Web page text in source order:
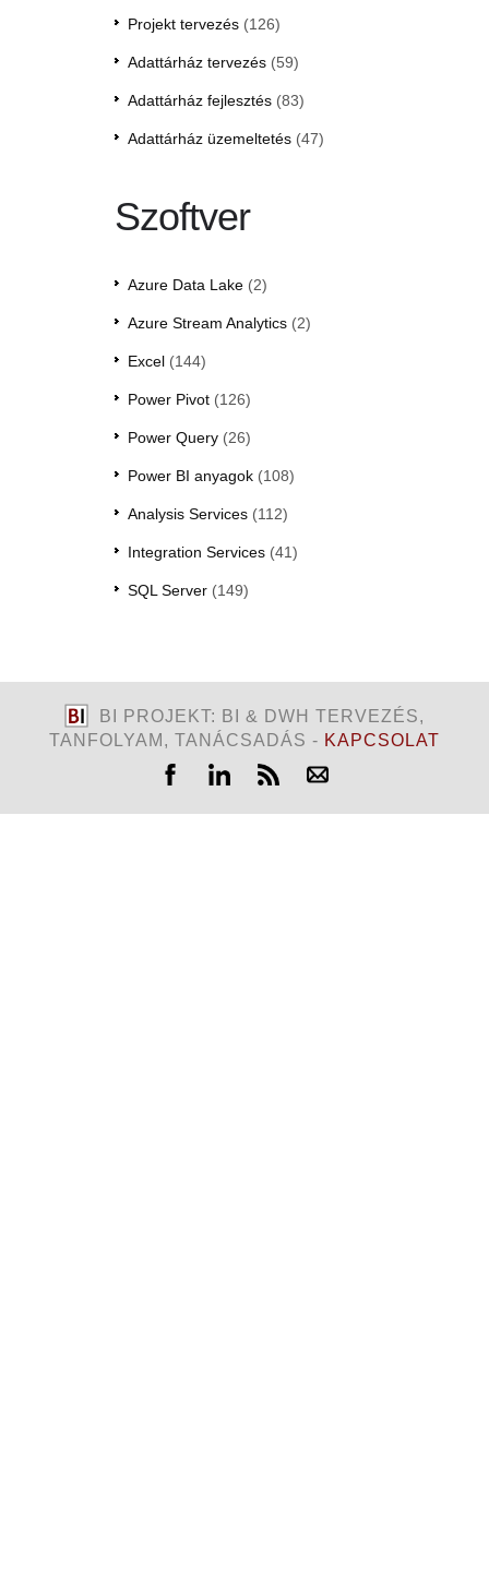
Projekt tervezés(126)
Adattárház tervezés(59)
Adattárház fejlesztés(83)
Adattárház üzemeltetés(47)
Szoftver
Azure Data Lake(2)
Azure Stream Analytics(2)
Excel(144)
Power Pivot(126)
Power Query(26)
Power BI anyagok(108)
Analysis Services(112)
Integration Services(41)
SQL Server(149)
BI PROJEKT: BI & DWH TERVEZÉS,
TANFOLYAM, TANÁCSADÁS - KAPCSOLAT